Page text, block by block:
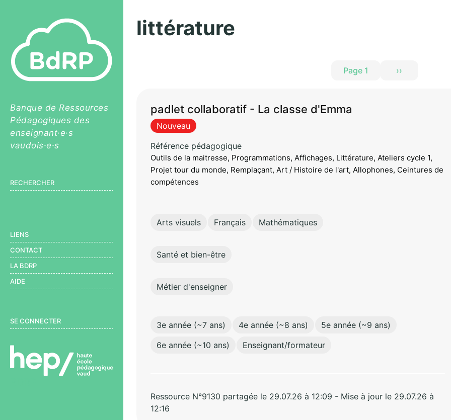
littérature
Page 1 ››
padlet collaboratif - La classe d'Emma
Nouveau
Référence pédagogique
Outils de la maitresse, Programmations, Affichages, Littérature, Ateliers cycle 1,
Projet tour du monde, Remplaçant, Art / Histoire de l'art, Allophones, Ceintures de
compétences
Arts visuels Français Mathématiques
Santé et bien-être
Métier d'enseigner
3e année (~7 ans) 4e année (~8 ans)
5e année (~9 ans)
6e année (~10 ans)
Enseignant/formateur
Ressource N°9130 partagée le 29.07.26 à 12:09 - Mise à jour le 29.07.26 à
12:16
Banque de Ressources
Pédagogiques des
enseignant·e·s
vaudois·e·s
RECHERCHER
LIENS
CONTACT
LA BDRP
AIDE
User menu
SE CONNECTER